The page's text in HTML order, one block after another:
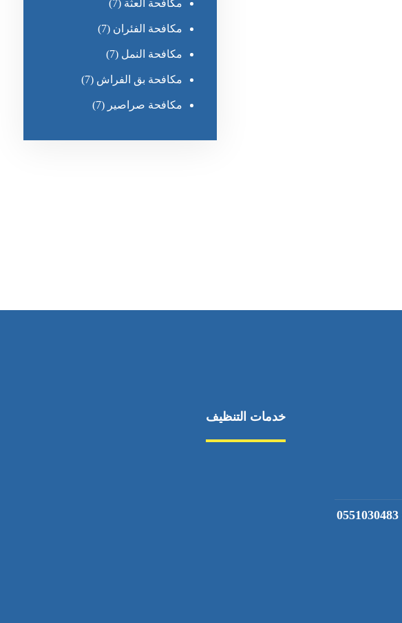
مكافحة العثة (7)
مكافحة الفئران (7)
مكافحة النمل (7)
مكافحة بق الفراش (7)
مكافحة صراصير (7)
خدمات التنظيف